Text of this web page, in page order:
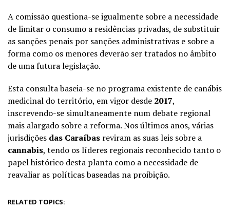
A comissão questiona-se igualmente sobre a necessidade
de limitar o consumo a residências privadas, de substituir
as sanções penais por sanções administrativas e sobre a
forma como os menores deverão ser tratados no âmbito
de uma futura legislação.
Esta consulta baseia-se no programa existente de canábis
medicinal do território, em vigor desde 2017,
inscrevendo-se simultaneamente num debate regional
mais alargado sobre a reforma. Nos últimos anos, várias
jurisdições das Caraíbas reviram as suas leis sobre a
cannabis, tendo os líderes regionais reconhecido tanto o
papel histórico desta planta como a necessidade de
reavaliar as políticas baseadas na proibição.
RELATED TOPICS: